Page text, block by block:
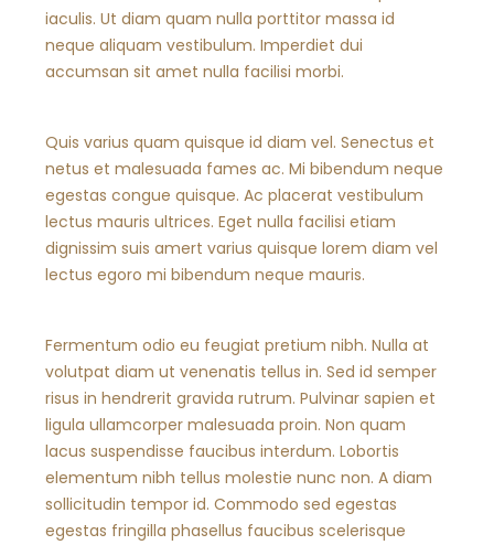
iaculis. Ut diam quam nulla porttitor massa id
neque aliquam vestibulum. Imperdiet dui
accumsan sit amet nulla facilisi morbi.
Quis varius quam quisque id diam vel. Senectus et
netus et malesuada fames ac. Mi bibendum neque
egestas congue quisque. Ac placerat vestibulum
lectus mauris ultrices. Eget nulla facilisi etiam
dignissim suis amert varius quisque lorem diam vel
lectus egoro mi bibendum neque mauris.
Fermentum odio eu feugiat pretium nibh. Nulla at
volutpat diam ut venenatis tellus in. Sed id semper
risus in hendrerit gravida rutrum. Pulvinar sapien et
ligula ullamcorper malesuada proin. Non quam
lacus suspendisse faucibus interdum. Lobortis
elementum nibh tellus molestie nunc non. A diam
sollicitudin tempor id. Commodo sed egestas
egestas fringilla phasellus faucibus scelerisque